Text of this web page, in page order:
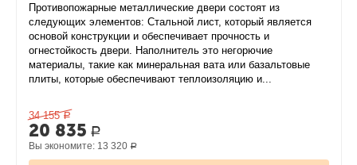
Противопожарные металлические двери состоят из
следующих элементов: Стальной лист, который является
основой конструкции и обеспечивает прочность и
огнестойкость двери. Наполнитель это негорючие
материалы, такие как минеральная вата или базальтовые
плиты, которые обеспечивают теплоизоляцию и...
34 155 Р
20 835 Р
Вы экономите: 13 320 Р